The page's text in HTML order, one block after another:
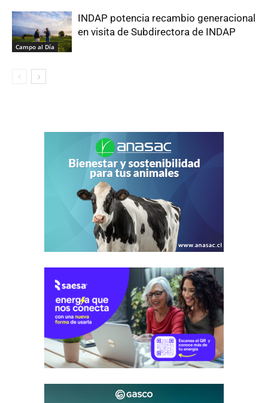
Campo al Día
INDAP potencia recambio generacional
en visita de Subdirectora de INDAP